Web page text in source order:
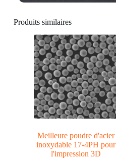
Produits similaires
Meilleure poudre d'acier
inoxydable 17-4PH pour
l'impression 3D